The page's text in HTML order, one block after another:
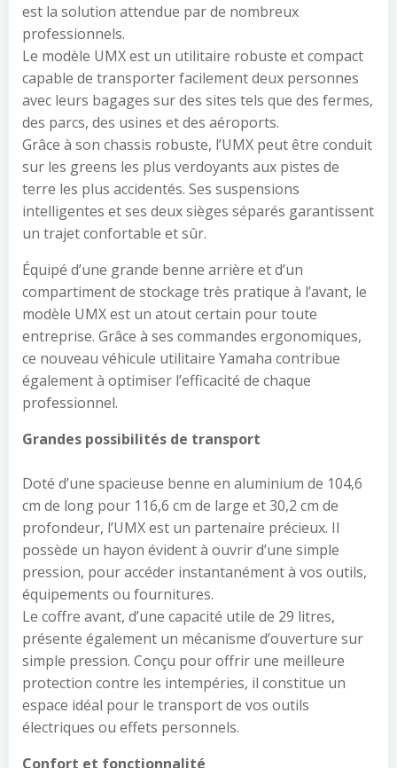
est la solution attendue par de nombreux
professionnels.
Le modèle UMX est un utilitaire robuste et compact
capable de transporter facilement deux personnes
avec leurs bagages sur des sites tels que des fermes,
des parcs, des usines et des aéroports.
Grâce à son chassis robuste, l’UMX peut être conduit
sur les greens les plus verdoyants aux pistes de
terre les plus accidentés. Ses suspensions
intelligentes et ses deux sièges séparés garantissent
un trajet confortable et sûr.
Équipé d’une grande benne arrière et d’un
compartiment de stockage très pratique à l’avant, le
modèle UMX est un atout certain pour toute
entreprise. Grâce à ses commandes ergonomiques,
ce nouveau véhicule utilitaire Yamaha contribue
également à optimiser l’efficacité de chaque
professionnel.
Grandes possibilités de transport
Doté d’une spacieuse benne en aluminium de 104,6
cm de long pour 116,6 cm de large et 30,2 cm de
profondeur, l’UMX est un partenaire précieux. Il
possède un hayon évident à ouvrir d’une simple
pression, pour accéder instantanément à vos outils,
équipements ou fournitures.
Le coffre avant, d’une capacité utile de 29 litres,
présente également un mécanisme d’ouverture sur
simple pression. Conçu pour offrir une meilleure
protection contre les intempéries, il constitue un
espace idéal pour le transport de vos outils
électriques ou effets personnels.
Confort et fonctionnalité